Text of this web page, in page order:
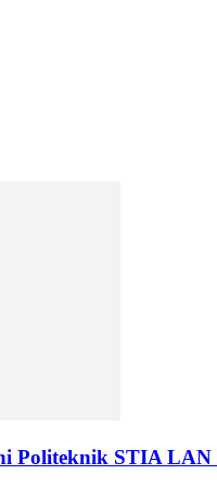
Politeknik STIA LAN